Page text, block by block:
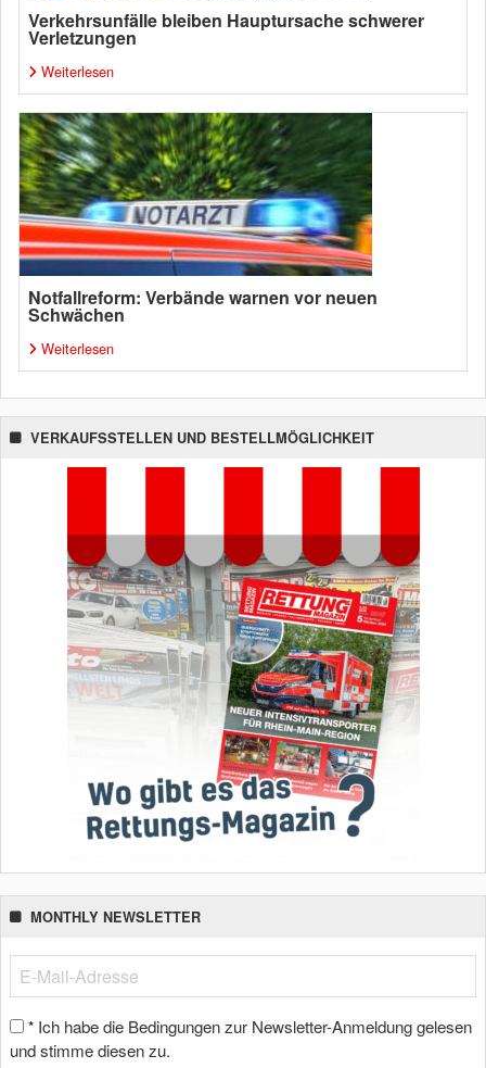
Verkehrsunfälle bleiben Hauptursache schwerer
Verletzungen
Weiterlesen
Notfallreform: Verbände warnen vor neuen
Schwächen
Weiterlesen
VERKAUFSSTELLEN UND BESTELLMÖGLICHKEIT
MONTHLY NEWSLETTER
* Ich habe die Bedingungen zur Newsletter-Anmeldung gelesen
und stimme diesen zu.